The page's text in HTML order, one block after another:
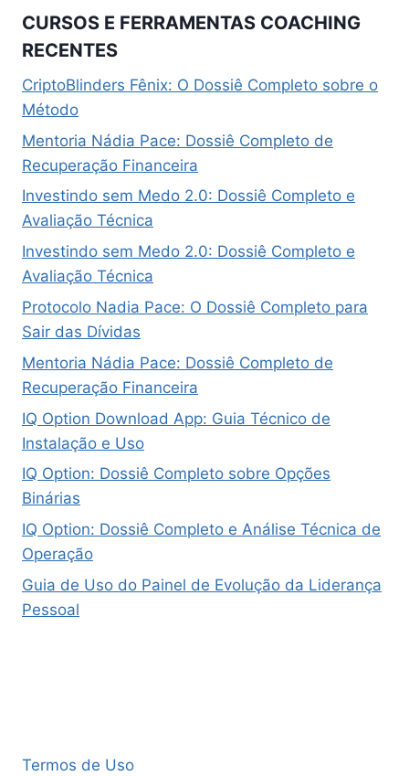
CURSOS E FERRAMENTAS COACHING
RECENTES
CriptoBlinders Fênix: O Dossiê Completo sobre o
Método
Mentoria Nádia Pace: Dossiê Completo de
Recuperação Financeira
Investindo sem Medo 2.0: Dossiê Completo e
Avaliação Técnica
Investindo sem Medo 2.0: Dossiê Completo e
Avaliação Técnica
Protocolo Nadia Pace: O Dossiê Completo para
Sair das Dívidas
Mentoria Nádia Pace: Dossiê Completo de
Recuperação Financeira
IQ Option Download App: Guia Técnico de
Instalação e Uso
IQ Option: Dossiê Completo sobre Opções
Binárias
IQ Option: Dossiê Completo e Análise Técnica de
Operação
Guia de Uso do Painel de Evolução da Liderança
Pessoal
Termos de Uso